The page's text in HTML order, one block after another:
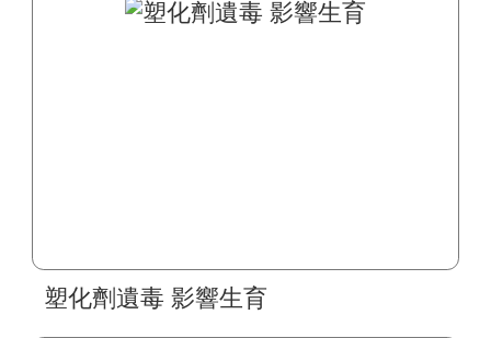
塑化劑遺毒 影響生育